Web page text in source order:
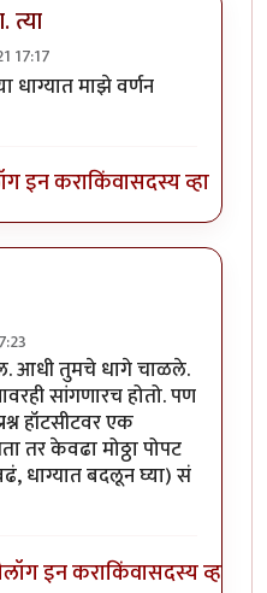
त्या
17:17
byकपिलमुनी
धाग्यात माझे वर्णन
इन कराकिंवासदस्य व्हा
तोच टाकला. त्याbyप्रचेतस
आधी तुमचे धागे चाळले.
सांगणारच होतो. पण
हॉटसीटवर एक
तर केवढा मोठ्ठा पोपट
धाग्यात बदलून घ्या) सं
लॉग इन कराकिंवासदस्य व्हा